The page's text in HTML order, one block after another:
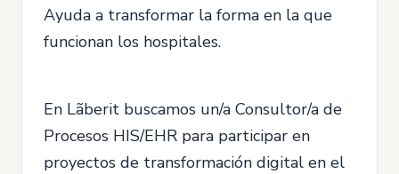
Ayuda a transformar la forma en la que
funcionan los hospitales.
En Lãberit buscamos un/a Consultor/a de
Procesos HIS/EHR para participar en
proyectos de transformación digital en el